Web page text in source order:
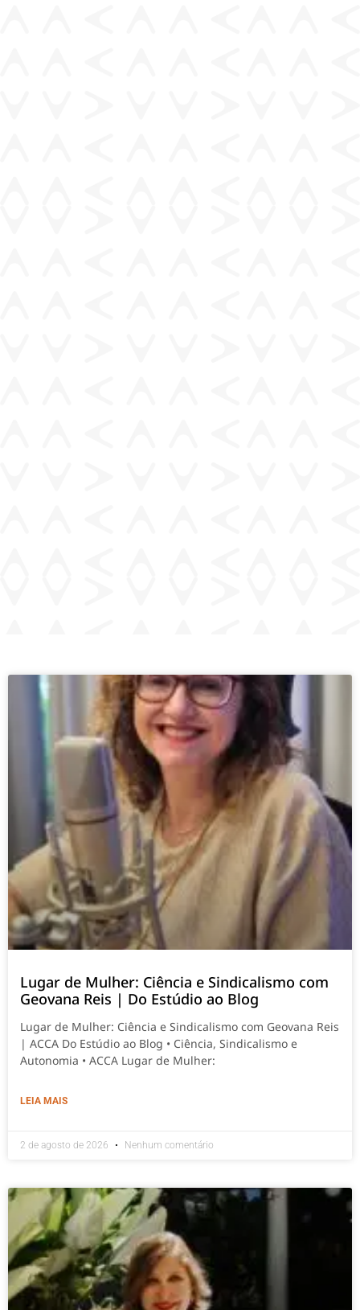
Lugar de Mulher: Ciência e Sindicalismo com
Geovana Reis | Do Estúdio ao Blog
Lugar de Mulher: Ciência e Sindicalismo com Geovana Reis
| ACCA Do Estúdio ao Blog • Ciência, Sindicalismo e
Autonomia • ACCA Lugar de Mulher:
LEIA MAIS
2 de agosto de 2026 Nenhum comentário